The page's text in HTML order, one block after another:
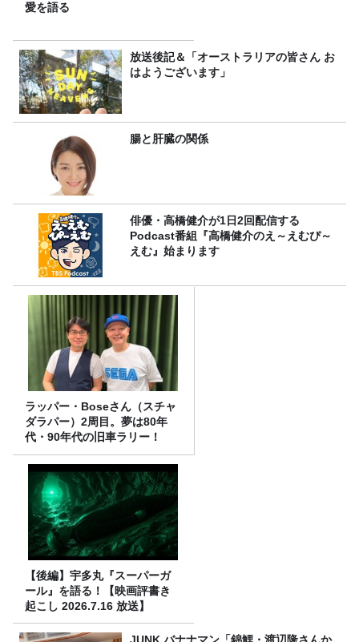
愛を語る
放送後記＆「オーストラリアの皆さん お
はようございます」
腸と肝臓の関係
俳優・高橋健介が1日2回配信する
Podcast番組『高橋健介のえ～えむぴ～
えむ』始まります
ラッパー・Boseさん（スチャ
ダラパー）2周目。夢は80年
代・90年代の旧車ラリー！
【後編】宇多丸『スーパーガ
ール』を語る！【映画評書き
起こし 2026.7.16 放送】